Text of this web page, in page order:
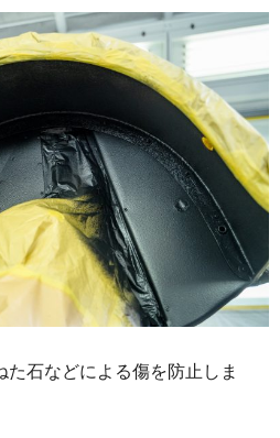
石などによる傷を防止しま